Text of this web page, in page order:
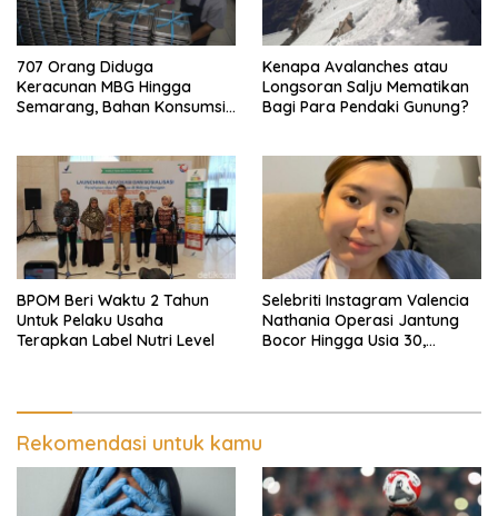
707 Orang Diduga
Keracunan MBG Hingga
Semarang, Bahan Konsumsi
Kenapa Avalanches atau
Longsoran Salju Mematikan
Bagi Para Pendaki Gunung?
BPOM Beri Waktu 2 Tahun
Untuk Pelaku Usaha
Terapkan Label Nutri Level
Selebriti Instagram Valencia
Nathania Operasi Jantung
Bocor Hingga Usia 30,
Rekomendasi untuk kamu